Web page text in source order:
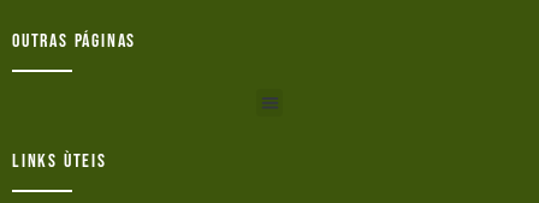
Outras Páginas
Links ùteis